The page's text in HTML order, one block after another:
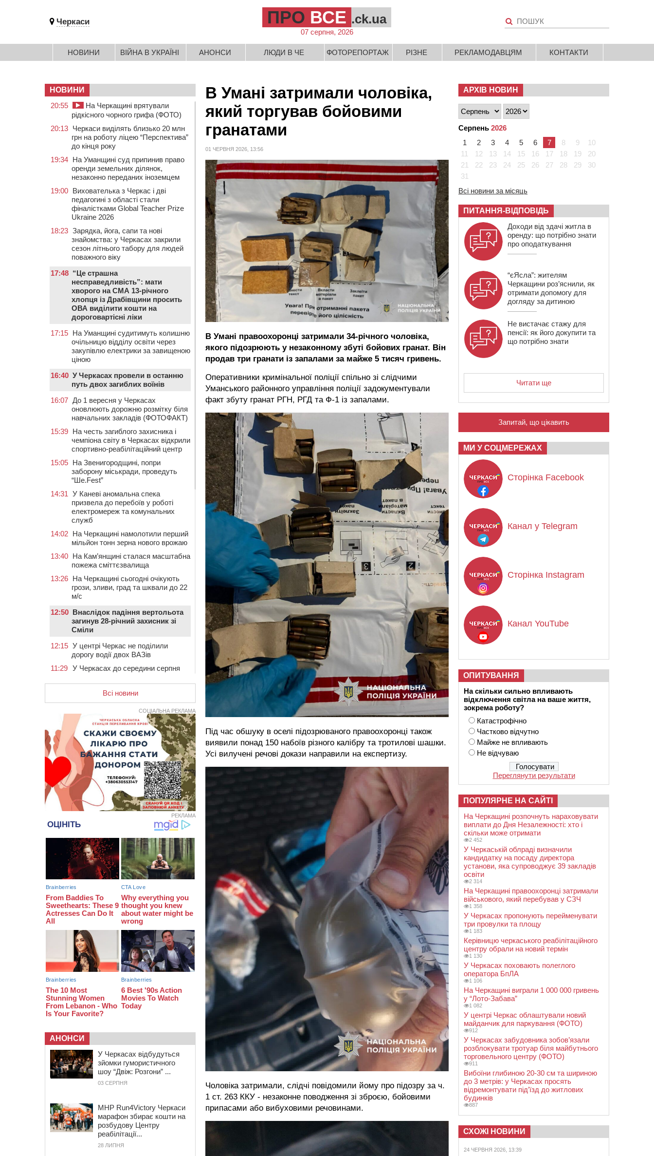
Черкаси ПРО ВСЕ .ck.ua
07 серпня, 2026
НОВИНИ ВІЙНА В УКРАЇНІ АНОНСИ ЛЮДИ В ЧЕ ФОТОРЕПОРТАЖ РІЗНЕ РЕКЛАМОДАВЦЯМ КОНТАКТИ
В Умані затримали чоловіка,
який торгував бойовими
гранатами
01 ЧЕРВНЯ 2026, 13:56
В Умані правоохоронці затримали 34-річного чоловіка,
якого підозрюють у незаконному збуті бойових гранат. Він
продав три гранати із запалами за майже 5 тисяч гривень.
Оперативники кримінальної поліції спільно зі слідчими
Уманського районного управління поліції задокументували
факт збуту гранат РГН, РГД та Ф-1 із запалами.
Під час обшуку в оселі підозрюваного правоохоронці також
виявили понад 150 набоїв різного калібру та тротилові шашки.
Усі вилучені речові докази направили на експертизу.
Чоловіка затримали, слідчі повідомили йому про підозру за ч.
1 ст. 263 ККУ - незаконне поводження зі зброєю, бойовими
припасами або вибуховими речовинами.
НОВИНИ
20:55
На Черкащині врятували
рідкісного чорного грифа (ФОТО)
20:13 Черкаси виділять близько 20 млн
грн на роботу ліцею “Перспектива”
до кінця року
19:34 На Уманщині суд припинив право
оренди земельних ділянок,
незаконно переданих іноземцем
19:00 Вихователька з Черкас і дві
педагогині з області стали
фіналістками Global Teacher Prize
Ukraine 2026
18:23 Зарядка, йога, сапи та нові
знайомства: у Черкасах закрили
сезон літнього табору для людей
поважного віку
17:48 “Це страшна
несправедливість”: мати
хворого на СМА 13-річного
хлопця із Драбівщини просить
ОВА виділити кошти на
дороговартісні ліки
17:15 На Уманщині судитимуть колишню
очільницю відділу освіти через
закупівлю електрики за завищеною
ціною
16:40 У Черкасах провели в останню
путь двох загиблих воїнів
16:07 До 1 вересня у Черкасах
оновлюють дорожню розмітку біля
навчальних закладів (ФОТОФАКТ)
15:39 На честь загиблого захисника і
чемпіона світу в Черкасах відкрили
спортивно-реабілітаційний центр
15:05 На Звенигородщині, попри
заборону міськради, проведуть
“Ше.Fest”
14:31 У Каневі аномальна спека
призвела до перебоїв у роботі
електромереж та комунальних
служб
14:02 На Черкащині намолотили перший
мільйон тонн зерна нового врожаю
13:40 На Кам’янщині сталася масштабна
пожежа сміттєзвалища
13:26 На Черкащині сьогодні очікують
грози, зливи, град та шквали до 22
м/с
12:50 Внаслідок падіння вертольота
загинув 28-річний захисник зі
Сміли
12:15 У центрі Черкас не поділили
дорогу водії двох ВАЗів
11:29 У Черкасах до середини серпня
вулицях
збільшилась уп’ятеро з початку
повномасштабної війни
10:15
У Черкасах водій Audi Q5
спричинив аварію, не пропустивши
інший кросовер
09:42
“Черкасиводоканал” пропонує
підвищити тарифи на воду та
водовідведення з 2027 року
09:08
Встановити гойдалки, карусель і
закупити іграшки: у Черкасах
дитсадку
08:22 “На щиті” у Чорнобаївську
громаду повертається полеглий
біля Кліщіївки воїн
07:30 Понад 968 мільйонів гривень
Черкащині
06 СЕРПНЯ 2026, ЧЕТВЕР
21:13
Вісім медалей, з яких чотири
золоті: черкаські спортсмени
тріумфували на чемпіонаті України
Всі новини
СОЦІАЛЬНА РЕКЛАМА
РЕКЛАМА
АНОНСИ
У Черкасах відбудуться
зйомки гумористичного
шоу “Двіж: Розгони” ...
03 СЕРПНЯ
MHP Run4Victory Черкаси
марафон збирає кошти на
розбудову Центру
реабілітації...
28 ЛИПНЯ
АРХІВ НОВИН
Серпень 2026
1
2 3 4 5 6 7 8 9
10
11
12 13 14 15 16 17 18 19
20
21
22 23 24 25 26 27 28 29
30
31
Всі новини за місяць
ПИТАННЯ-ВІДПОВІДЬ
Доходи від здачі житла в
оренду: що потрібно знати
про оподаткування
“єЯсла”: жителям
Черкащини роз’яснили, як
отримати допомогу для
догляду за дитиною
Не вистачає стажу для
пенсії: як його докупити та
що потрібно знати
Читати ще
Запитай, що цікавить
МИ У СОЦМЕРЕЖАХ
Сторінка Facebook
Канал у Telegram
Сторінка Instagram
Канал YouTube
ОПИТУВАННЯ
На скільки сильно впливають
відключення світла на ваше життя,
зокрема роботу?
Катастрофічно
Частково відчутно
Майже не впливають
Не відчуваю
Переглянути результати
ПОПУЛЯРНЕ НА САЙТІ
На Черкащині розпочнуть нараховувати
виплати до Дня Незалежності: хто і
скільки може отримати
2 452
У Черкаській облраді визначили
кандидатку на посаду директора
установи, яка супроводжує 39 закладів
освіти
2 314
На Черкащині правоохоронці затримали
військового, який перебував у СЗЧ
1 358
У Черкасах пропонують перейменувати
три провулки та площу
1 183
Керівницю черкаського реабілітаційного
центру обрали на новий термін
1 130
У Черкасах поховають полеглого
оператора БпЛА
1 106
На Черкащині виграли 1 000 000 гривень
у “Лото-Забава”
1 082
У центрі Черкас облаштували новий
майданчик для паркування (ФОТО)
912
У Черкасах забудовника зобов’язали
розблокувати тротуар біля майбутнього
торговельного центру (ФОТО)
911
Вибоїни глибиною 20-30 см та шириною
до 3 метрів: у Черкасах просять
відремонтувати під’їзд до житлових
будинків
887
СХОЖІ НОВИНИ
24 ЧЕРВНЯ 2026, 13:39